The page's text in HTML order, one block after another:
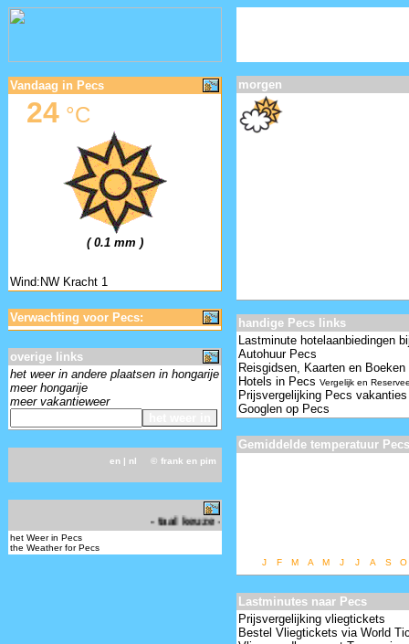
Vandaag in Pecs
24 °C
( 0.1 mm )
Wind:NW Kracht 1
Verwachting voor Pecs:
overige links
het weer in andere plaatsen in hongarije
meer hongarije
meer vakantieweer
en | nl © frank en pim
- taal keuze - choose your language -
het Weer in Pecs
the Weather for Pecs
morgen
handige Pecs links
Lastminute hotelaanbiedingen
Autohuur Pecs
Reisgidsen, Kaarten en
Hotels in Pecs Vergelijk en
Prijsvergelijking Pecs vakanties
Googlen op Pecs
Gemiddelde temperatuur Pecs
J F M A M J J A S O
Lastminutes naar Pecs
Prijsvergelijking vliegtickets
Bestel Vliegtickets via World